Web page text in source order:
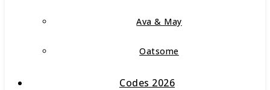
Ava & May
Oatsome
Codes 2026